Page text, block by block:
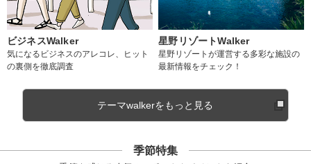
ビジネスWalker
気になるビジネスのアレコレ、ヒット
の裏側を徹底調査
星野リゾートWalker
星野リゾートが運営する多彩な施設の
最新情報をチェック！
テーマwalkerをもっと見る
季節特集